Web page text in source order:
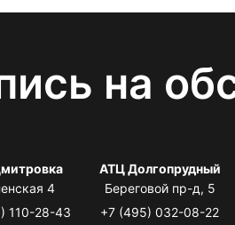
на
4
110-28-43
АТЦ Долгопрудный
Береговой пр-д, 5
+7 (495) 032-08-22